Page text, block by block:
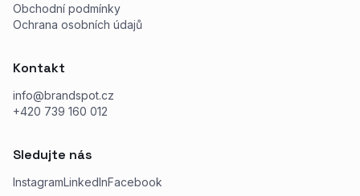
Obchodní podmínky
Ochrana osobních údajů
Kontakt
info@brandspot.cz
+420 739 160 012
Sledujte nás
InstagramLinkedInFacebook